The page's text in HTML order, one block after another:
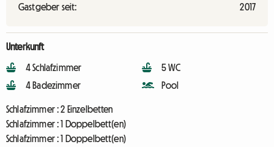
Gastgeber seit: 2017
Unterkunft
4 Schlafzimmer
4 Badezimmer
5 WC
Pool
Schlafzimmer :2 Einzelbetten
Schlafzimmer :1 Doppelbett(en)
Schlafzimmer :1 Doppelbett(en)